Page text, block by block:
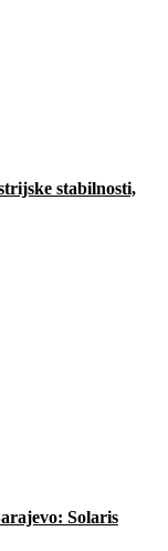
stabilnosti,
Solaris